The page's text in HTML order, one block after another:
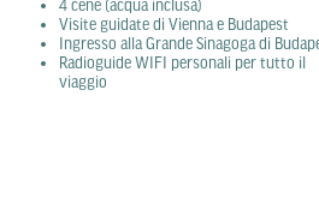
4 cene (acqua inclusa)
Visite guidate di Vienna e Budapest
Ingresso alla Grande Sinagoga di
Radioguide WIFI personali per tutto il
viaggio